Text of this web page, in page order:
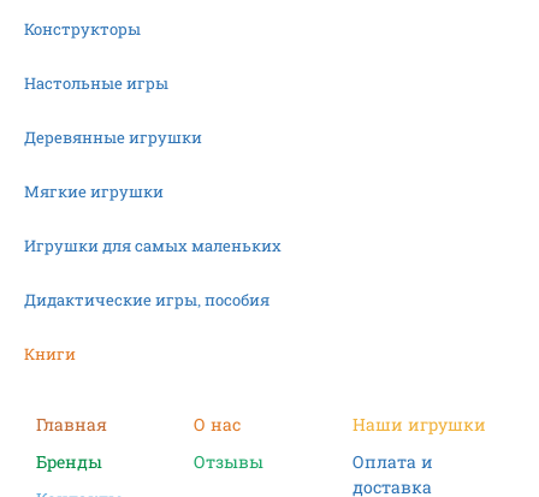
Конструкторы
Настольные игры
Деревянные игрушки
Мягкие игрушки
Игрушки для самых маленьких
Дидактические игры, пособия
Книги
Фигурки
Главная О нас
Наши игрушки
Бренды
Отзывы
Оплата и
доставка